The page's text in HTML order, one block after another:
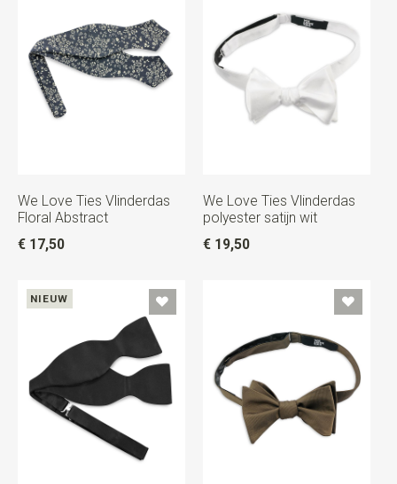
We Love Ties Vlinderdas
Floral Abstract
€ 17,50
We Love Ties Vlinderdas
polyester satijn wit
€ 19,50
NIEUW